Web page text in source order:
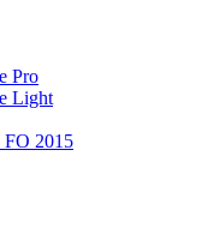
Pro
Light
FO 2015